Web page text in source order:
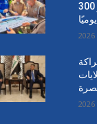
ركيزة استراتيجية لاستثمار 300